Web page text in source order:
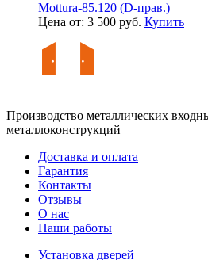
Mottura-85.120 (D-прав.)
Цена от: 3 500 руб. Купить
Производство металлических
металлоконструкций
Доставка и оплата
Гарантия
Контакты
Отзывы
О нас
Наши работы
Установка дверей